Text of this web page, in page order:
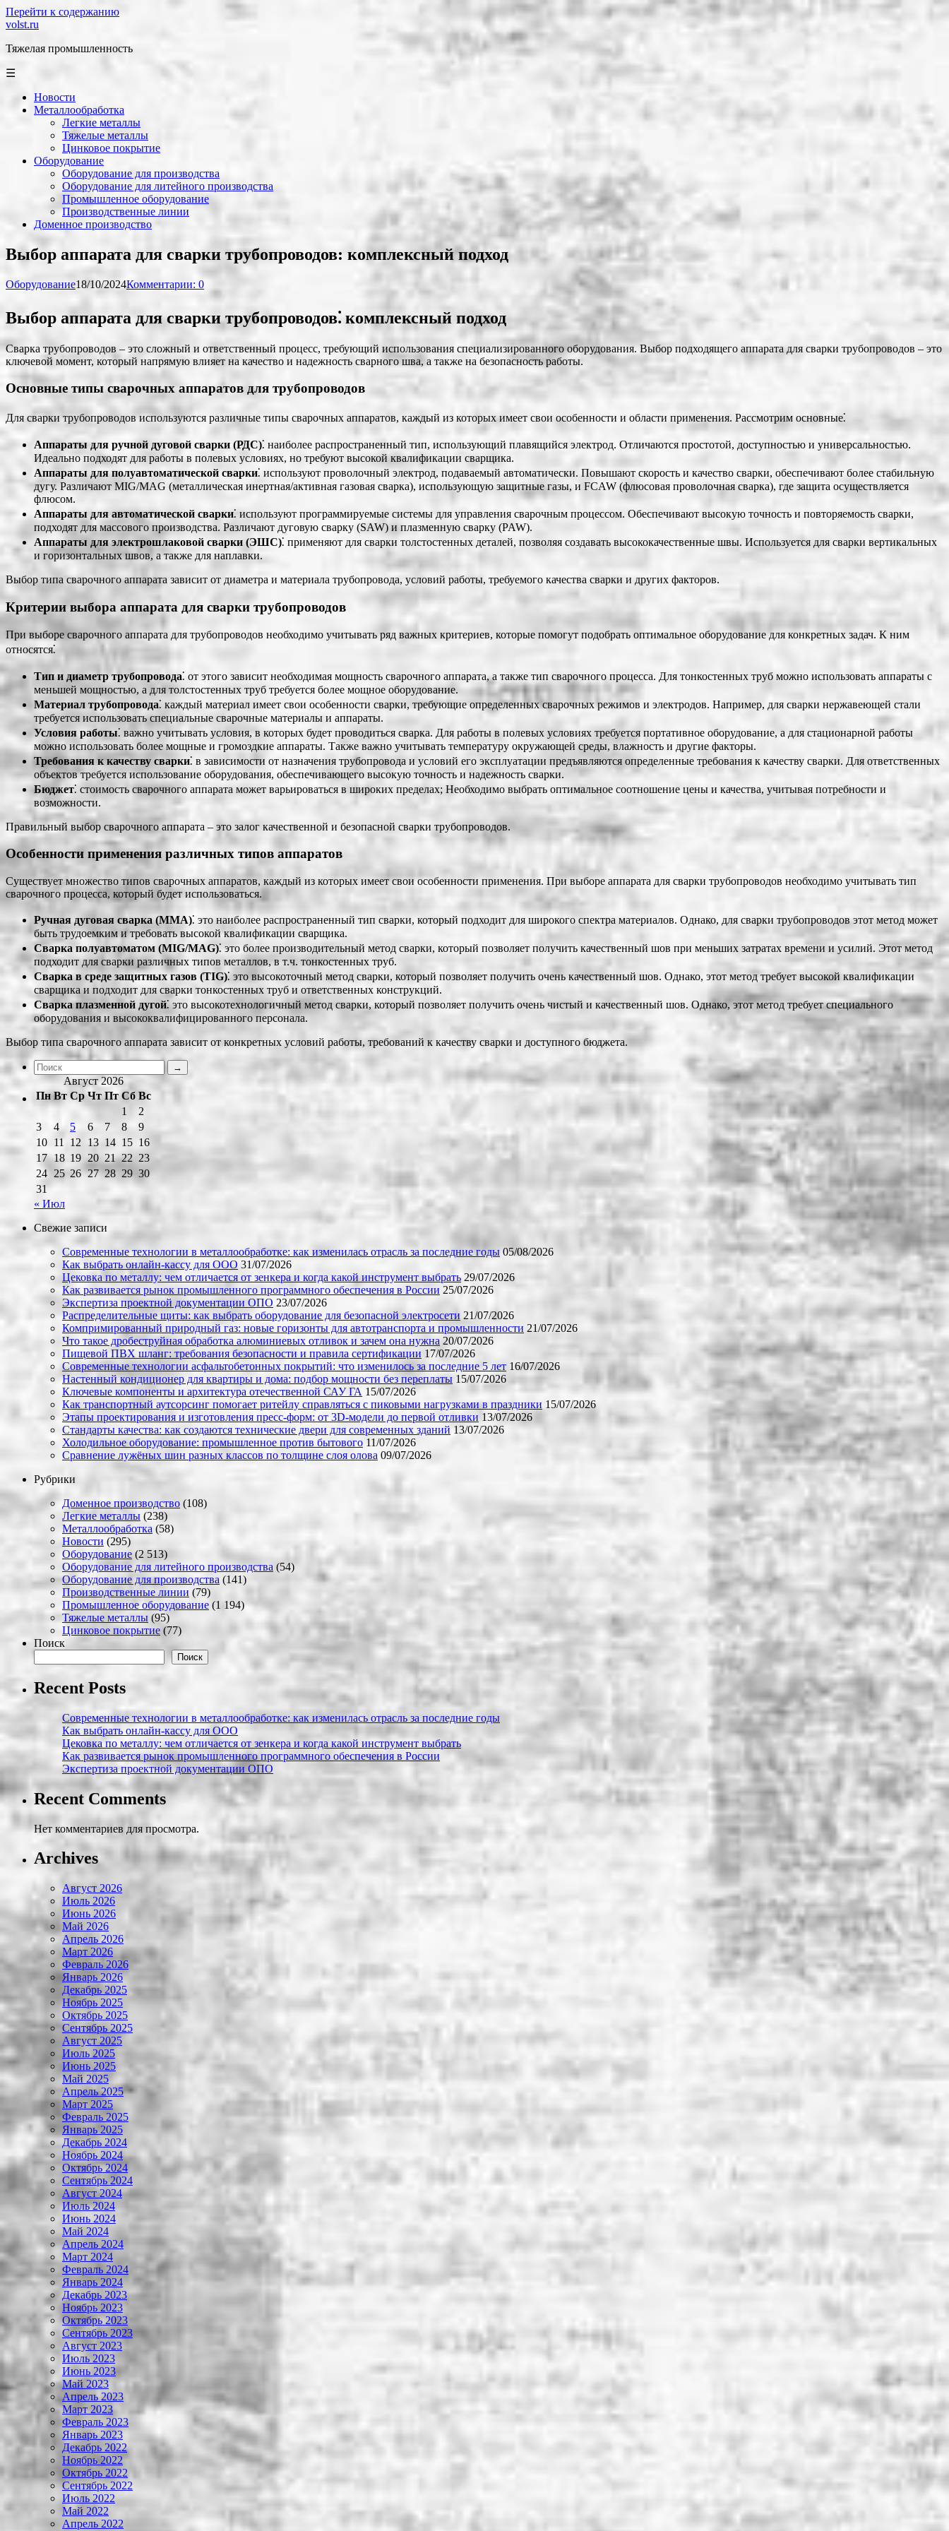
Перейти к содержанию
volst.ru
Тяжелая промышленность
☰
Новости
Металлообработка
Легкие металлы
Тяжелые металлы
Цинковое покрытие
Оборудование
Оборудование для производства
Оборудование для литейного производства
Промышленное оборудование
Производственные линии
Доменное производство
Выбор аппарата для сварки трубопроводов: комплексный подход
Оборудование18/10/2024Комментарии: 0
Выбор аппарата для сварки трубопроводов⁚ комплексный подход
Сварка трубопроводов – это сложный и ответственный процесс, требующий использования специализированного оборудования. Выбор подходящего аппарата для сварки трубопроводов – это
ключевой момент, который напрямую влияет на качество и надежность сварного шва, а также на безопасность работы.
Основные типы сварочных аппаратов для трубопроводов
Для сварки трубопроводов используются различные типы сварочных аппаратов, каждый из которых имеет свои особенности и области применения. Рассмотрим основные⁚
Аппараты для ручной дуговой сварки (РДС)⁚ наиболее распространенный тип, использующий плавящийся электрод. Отличаются простотой, доступностью и универсальностью.
Идеально подходят для работы в полевых условиях, но требуют высокой квалификации сварщика.
Аппараты для полуавтоматической сварки⁚ используют проволочный электрод, подаваемый автоматически. Повышают скорость и качество сварки, обеспечивают более стабильную
дугу. Различают MIG/MAG (металлическая инертная/активная газовая сварка), использующую защитные газы, и FCAW (флюсовая проволочная сварка), где защита осуществляется
флюсом.
Аппараты для автоматической сварки⁚ используют программируемые системы для управления сварочным процессом. Обеспечивают высокую точность и повторяемость сварки,
подходят для массового производства. Различают дуговую сварку (SAW) и плазменную сварку (PAW).
Аппараты для электрошлаковой сварки (ЭШС)⁚ применяют для сварки толстостенных деталей, позволяя создавать высококачественные швы. Используется для сварки вертикальных
и горизонтальных швов, а также для наплавки.
Выбор типа сварочного аппарата зависит от диаметра и материала трубопровода, условий работы, требуемого качества сварки и других факторов.
Критерии выбора аппарата для сварки трубопроводов
При выборе сварочного аппарата для трубопроводов необходимо учитывать ряд важных критериев, которые помогут подобрать оптимальное оборудование для конкретных задач. К ним
относятся⁚
Тип и диаметр трубопровода⁚ от этого зависит необходимая мощность сварочного аппарата, а также тип сварочного процесса. Для тонкостенных труб можно использовать аппараты с
меньшей мощностью, а для толстостенных труб требуется более мощное оборудование.
Материал трубопровода⁚ каждый материал имеет свои особенности сварки, требующие определенных сварочных режимов и электродов. Например, для сварки нержавеющей стали
требуется использовать специальные сварочные материалы и аппараты.
Условия работы⁚ важно учитывать условия, в которых будет проводиться сварка. Для работы в полевых условиях требуется портативное оборудование, а для стационарной работы
можно использовать более мощные и громоздкие аппараты. Также важно учитывать температуру окружающей среды, влажность и другие факторы.
Требования к качеству сварки⁚ в зависимости от назначения трубопровода и условий его эксплуатации предъявляются определенные требования к качеству сварки. Для ответственных
объектов требуется использование оборудования, обеспечивающего высокую точность и надежность сварки.
Бюджет⁚ стоимость сварочного аппарата может варьироваться в широких пределах; Необходимо выбрать оптимальное соотношение цены и качества, учитывая потребности и
возможности.
Правильный выбор сварочного аппарата – это залог качественной и безопасной сварки трубопроводов.
Особенности применения различных типов аппаратов
Существует множество типов сварочных аппаратов, каждый из которых имеет свои особенности применения. При выборе аппарата для сварки трубопроводов необходимо учитывать тип
сварочного процесса, который будет использоваться.
Ручная дуговая сварка (MMA)⁚ это наиболее распространенный тип сварки, который подходит для широкого спектра материалов. Однако, для сварки трубопроводов этот метод может
быть трудоемким и требовать высокой квалификации сварщика.
Сварка полуавтоматом (MIG/MAG)⁚ это более производительный метод сварки, который позволяет получить качественный шов при меньших затратах времени и усилий. Этот метод
подходит для сварки различных типов металлов, в т.ч. тонкостенных труб.
Сварка в среде защитных газов (TIG)⁚ это высокоточный метод сварки, который позволяет получить очень качественный шов. Однако, этот метод требует высокой квалификации
сварщика и подходит для сварки тонкостенных труб и ответственных конструкций.
Сварка плазменной дугой⁚ это высокотехнологичный метод сварки, который позволяет получить очень чистый и качественный шов. Однако, этот метод требует специального
оборудования и высококвалифицированного персонала.
Выбор типа сварочного аппарата зависит от конкретных условий работы, требований к качеству сварки и доступного бюджета.
Август 2026
Пн Вт Ср Чт Пт Сб Вс
1
2
3
4 5 6 7 8
9
10 11 12 13 14 15 16
17 18 19 20 21 22 23
24 25 26 27 28 29 30
31
« Июл
Свежие записи
Современные технологии в металлообработке: как изменилась отрасль за последние годы 05/08/2026
Как выбрать онлайн-кассу для ООО 31/07/2026
Цековка по металлу: чем отличается от зенкера и когда какой инструмент выбрать 29/07/2026
Как развивается рынок промышленного программного обеспечения в России 25/07/2026
Экспертиза проектной документации ОПО 23/07/2026
Распределительные щиты: как выбрать оборудование для безопасной электросети 21/07/2026
Компримированный природный газ: новые горизонты для автотранспорта и промышленности 21/07/2026
Что такое дробеструйная обработка алюминиевых отливок и зачем она нужна 20/07/2026
Пищевой ПВХ шланг: требования безопасности и правила сертификации 17/07/2026
Современные технологии асфальтобетонных покрытий: что изменилось за последние 5 лет 16/07/2026
Настенный кондиционер для квартиры и дома: подбор мощности без переплаты 15/07/2026
Ключевые компоненты и архитектура отечественной САУ ГА 15/07/2026
Как транспортный аутсорсинг помогает ритейлу справляться с пиковыми нагрузками в праздники 15/07/2026
Этапы проектирования и изготовления пресс-форм: от 3D-модели до первой отливки 13/07/2026
Стандарты качества: как создаются технические двери для современных зданий 13/07/2026
Холодильное оборудование: промышленное против бытового 11/07/2026
Сравнение лужёных шин разных классов по толщине слоя олова 09/07/2026
Рубрики
Доменное производство (108)
Легкие металлы (238)
Металлообработка (58)
Новости (295)
Оборудование (2 513)
Оборудование для литейного производства (54)
Оборудование для производства (141)
Производственные линии (79)
Промышленное оборудование (1 194)
Тяжелые металлы (95)
Цинковое покрытие (77)
Поиск
Поиск
Recent Posts
Современные технологии в металлообработке: как изменилась отрасль за последние годы
Как выбрать онлайн-кассу для ООО
Цековка по металлу: чем отличается от зенкера и когда какой инструмент выбрать
Как развивается рынок промышленного программного обеспечения в России
Экспертиза проектной документации ОПО
Recent Comments
Нет комментариев для просмотра.
Archives
Август 2026
Июль 2026
Июнь 2026
Май 2026
Апрель 2026
Март 2026
Февраль 2026
Январь 2026
Декабрь 2025
Ноябрь 2025
Октябрь 2025
Сентябрь 2025
Август 2025
Июль 2025
Июнь 2025
Май 2025
Апрель 2025
Март 2025
Февраль 2025
Январь 2025
Декабрь 2024
Ноябрь 2024
Октябрь 2024
Сентябрь 2024
Август 2024
Июль 2024
Июнь 2024
Май 2024
Апрель 2024
Март 2024
Февраль 2024
Январь 2024
Декабрь 2023
Ноябрь 2023
Октябрь 2023
Сентябрь 2023
Август 2023
Июль 2023
Июнь 2023
Май 2023
Апрель 2023
Март 2023
Февраль 2023
Январь 2023
Декабрь 2022
Ноябрь 2022
Октябрь 2022
Сентябрь 2022
Июль 2022
Май 2022
Апрель 2022